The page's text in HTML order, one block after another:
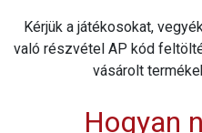
Kérjük a játékosokat,
való részvétel AP kód
vásárolt
Hogyan